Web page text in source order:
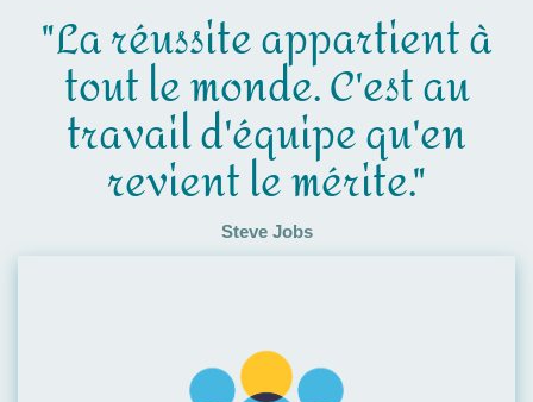
"La réussite appartient à
tout le monde. C'est au
travail d'équipe qu'en
revient le mérite."
Steve Jobs